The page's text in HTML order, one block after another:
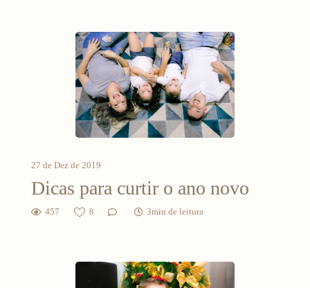
27 de Dez de 2019
Dicas para curtir o ano novo
457 8 3min de leitura